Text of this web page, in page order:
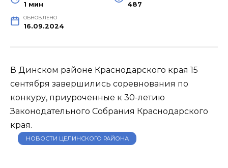
1 мин 487
ОБНОВЛЕНО
16.09.2024
В Динском районе Краснодарского края 15
сентября завершились соревнования по
конкуру, приуроченные к 30-летию
Законодательного Собрания Краснодарского
края.
НОВОСТИ ЦЕЛИНСКОГО РАЙОНА